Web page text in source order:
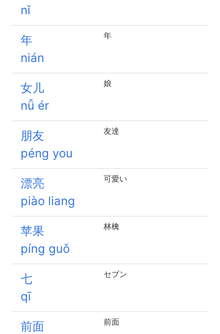
nǐ
年
nián
年
女儿
nǚ ér
娘
朋友
péng you
友達
漂亮
piào liang
可愛い
苹果
píng guǒ
林檎
七
qī
セブン
前面
前面